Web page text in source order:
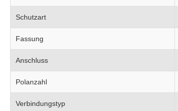
Schutzart
Fassung
Anschluss
Polanzahl
Verbindungstyp